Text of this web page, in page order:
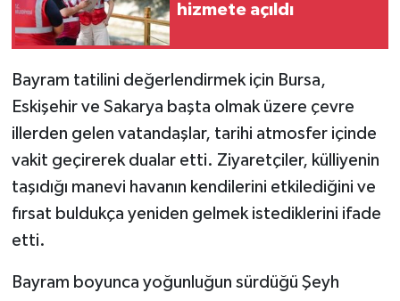
hizmete açıldı
Bayram tatilini değerlendirmek için Bursa,
Eskişehir ve Sakarya başta olmak üzere çevre
illerden gelen vatandaşlar, tarihi atmosfer içinde
vakit geçirerek dualar etti. Ziyaretçiler, külliyenin
taşıdığı manevi havanın kendilerini etkilediğini ve
fırsat buldukça yeniden gelmek istediklerini ifade
etti.
Bayram boyunca yoğunluğun sürdüğü Şeyh